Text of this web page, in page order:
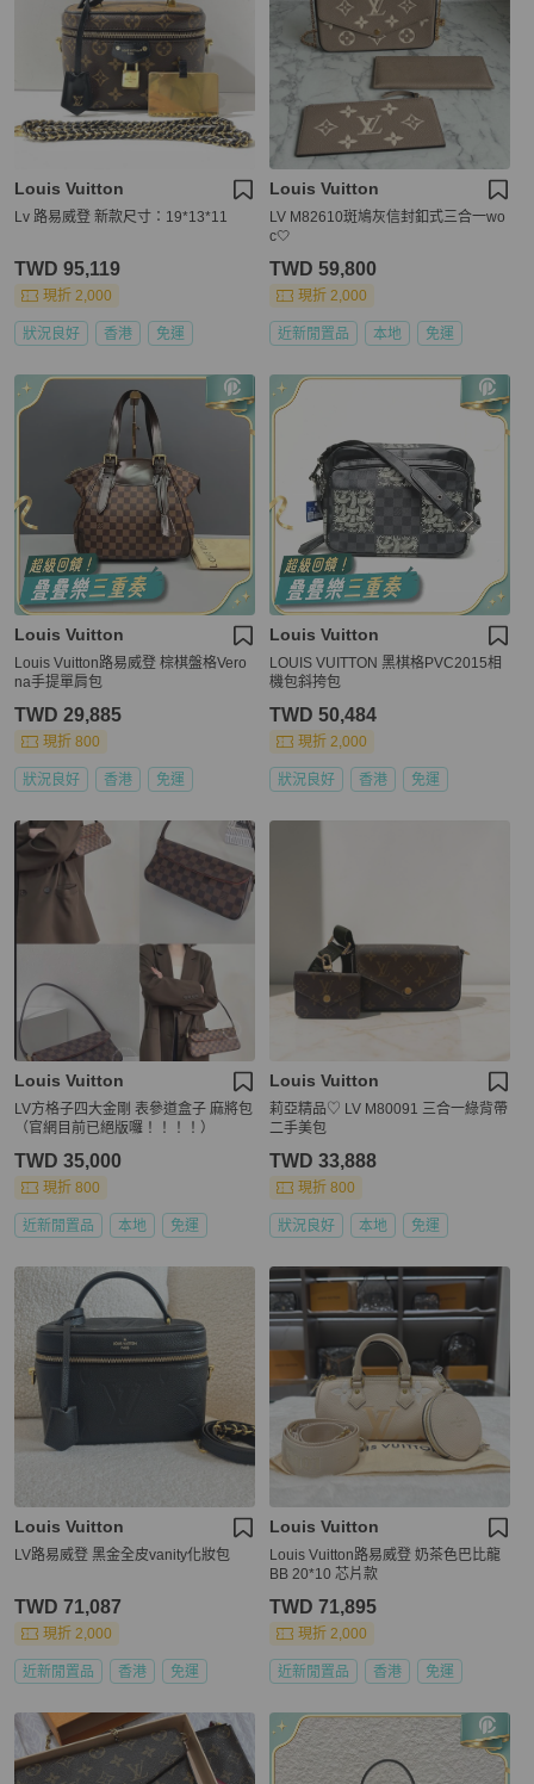
Louis Vuitton
Lv 路易威登 新款尺寸：19*13*11
TWD 95,119
現折 2,000
狀況良好 香港 免運
Louis Vuitton
LV M82610斑鳩灰信封釦式三合一wo
c🤍
TWD 59,800
現折 2,000
近新閒置品 本地 免運
Louis Vuitton
Louis Vuitton路易威登 棕棋盤格Vero
na手提單肩包
TWD 29,885
現折 800
狀況良好 香港 免運
Louis Vuitton
LOUIS VUITTON 黑棋格PVC2015相
機包斜挎包
TWD 50,484
現折 2,000
狀況良好 香港 免運
Louis Vuitton
LV方格子四大金剛 表參道盒子 麻將包
（官網目前已絕版囉！！！！）
TWD 35,000
現折 800
近新閒置品 本地 免運
Louis Vuitton
莉亞精品♡ LV M80091 三合一綠背帶
二手美包
TWD 33,888
現折 800
狀況良好 本地 免運
Louis Vuitton
LV路易威登 黑金全皮vanity化妝包
TWD 71,087
現折 2,000
近新閒置品 香港 免運
Louis Vuitton
Louis Vuitton路易威登 奶茶色巴比龍
BB 20*10 芯片款
TWD 71,895
現折 2,000
近新閒置品 香港 免運